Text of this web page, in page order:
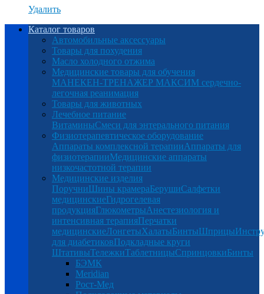
Удалить
Каталог товаров
Автомобильные аксессуары
Товары для похудения
Масло холодного отжима
Медицинские товары для обучения
МАНЕКЕН-ТРЕНАЖЕР МАКСИМ сердечно-
легочная реанимация
Товары для животных
Лечебное питание
ВитаминыСмеси для энтерального питания
Физиотерапевтическое оборудование
Аппараты комплексной терапииАппараты для
физиотерапииМедицинские аппараты
низкочастотной терапии
Медицинские изделия
ПоручниШины крамераБерушиСалфетки
медицинскиеГидрогелевая
продукцияГлюкометрыАнестезиология и
интенсивная терапияПерчатки
медицинскиеЛонгетыХалатыБинтыШприцы
для диабетиковПодкладные круги
ШтативыТележкиТаблетницыСпринцовкиБинты
БЭМК
Meridian
Рост-Мед